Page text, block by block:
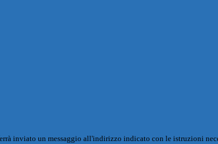
inviato un messaggio all'indirizzo indicato con le istruzioni